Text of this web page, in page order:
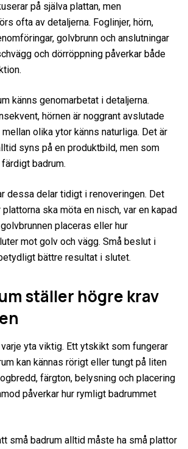
på själva plattan, men
ofta av detaljerna. Foglinjer, hörn,
golvbrunn och anslutningar
och dörröppning påverkar både
känns genomarbetat i detaljerna.
hörnen är noggrant avslutade
olika ytor känns naturliga. Det är
syns på en produktbild, men som
badrum.
dessa delar tidigt i renoveringen. Det
plattorna ska möta en nisch, var en kapad
placeras eller hur
mot golv och vägg. Små beslut i
bättre resultat i slutet.
ställer högre krav
varje yta viktig. Ett ytskikt som fungerar
kan kännas rörigt eller tungt på liten
färgton, belysning och placering
påverkar hur rymligt badrummet
små badrum alltid måste ha små plattor